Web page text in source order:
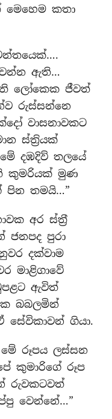
කතා
ඇති…
ලෝකෙක ජීවත්
රුස්සන්නෙ
වාසනාවකට
ස්ත‍්‍රියක්
දඹදිව් තලයේ
කුමරියක් මුණ
පින තමයි…”
අර ස්ත‍්‍රී
ජනපද පුරා
දක්වාම
මාළිගාවේ
ඇවිත්
බබලමින්
ගියා.
මේ රූපය ලස්සන
කුමාරිගේ රූප
රුවකටවත්
වෙන්නේ…”